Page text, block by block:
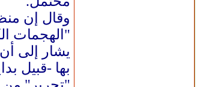
وقال إن
"الهجمات
يشار إلى
بها -قبيل